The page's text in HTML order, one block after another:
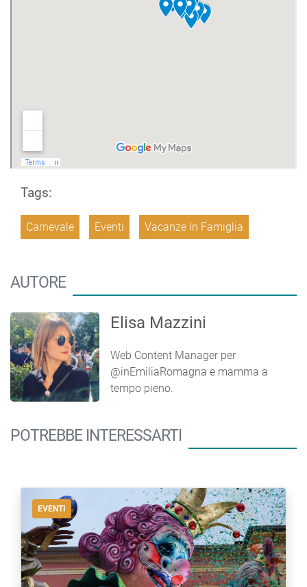
Tags:
Carnevale Eventi Vacanze In Famiglia
AUTORE
Elisa Mazzini
Web Content Manager per
@inEmiliaRomagna e mamma a
tempo pieno.
POTREBBE INTERESSARTI
EVENTI